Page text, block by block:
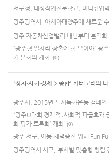
서구청, 대성직업전문학교, 미니취업
광주광역시, 아시아대양주에 새로운
광주 자동차산업밸리 내년부터 본격화
“광주형 일자리 창출에 힘 모아야” 광
기 본회의 개최
(0)
'정치·사회·경제 > 종합' 카테고리의
광주시, 2015년 도시녹화운동 캠페인
“광주U대회 경제적․사회적 파급효과
회 평가 토론회’ 개최
(0)
광주 서구, 아동 체력증진 위해 Fun
광주광역시 서구, 부서별 맞춤형 청렴